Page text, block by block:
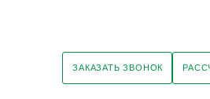
ЗАКАЗАТЬ ЗВОНОК